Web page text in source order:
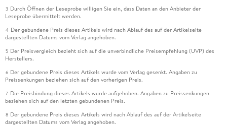
3 Durch Öffnen der Leseprobe willigen Sie ein, dass Daten an den Anbieter der
Leseprobe übermittelt werden.
4 Der gebundene Preis dieses Artikels wird nach Ablauf des auf der Artikelseite
dargestellten Datums vom Verlag angehoben.
5 Der Preisvergleich bezieht sich auf die unverbindliche Preisempfehlung (UVP) des
Herstellers.
6 Der gebundene Preis dieses Artikels wurde vom Verlag gesenkt. Angaben zu
Preissenkungen beziehen sich auf den vorherigen Preis.
7 Die Preisbindung dieses Artikels wurde aufgehoben. Angaben zu Preissenkungen
beziehen sich auf den letzten gebundenen Preis.
8 Der gebundene Preis dieses Artikels wird nach Ablauf des auf der Artikelseite
dargestellten Datums vom Verlag angehoben.